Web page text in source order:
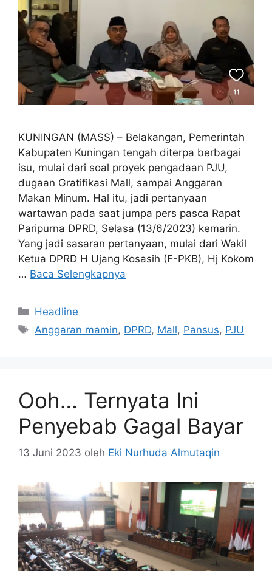
KUNINGAN (MASS) – Belakangan, Pemerintah
Kabupaten Kuningan tengah diterpa berbagai
isu, mulai dari soal proyek pengadaan PJU,
dugaan Gratifikasi Mall, sampai Anggaran
Makan Minum. Hal itu, jadi pertanyaan
wartawan pada saat jumpa pers pasca Rapat
Paripurna DPRD, Selasa (13/6/2023) kemarin.
Yang jadi sasaran pertanyaan, mulai dari Wakil
Ketua DPRD H Ujang Kosasih (F-PKB), Hj Kokom
… Baca Selengkapnya
Kategori
Headline
Tag
Anggaran mamin, DPRD, Mall, Pansus, PJU
Ooh… Ternyata Ini
Penyebab Gagal Bayar
13 Juni 2023 oleh Eki Nurhuda Almutaqin